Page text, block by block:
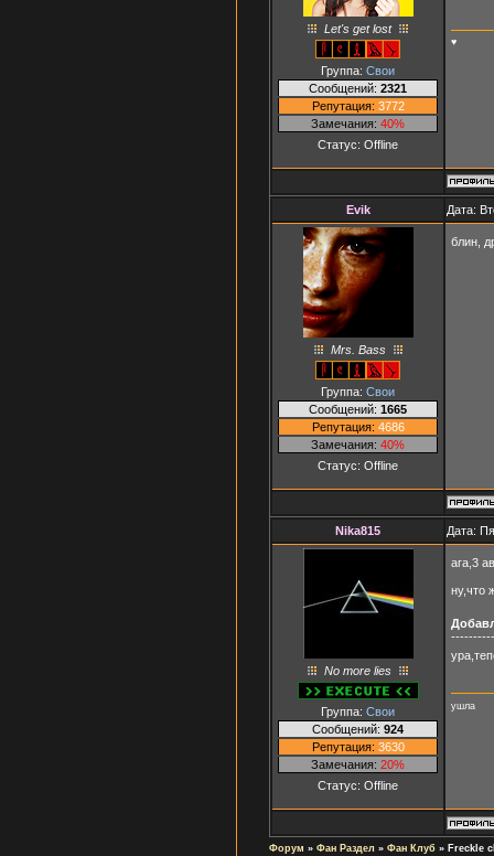
Let's get lost
Группа: Свои
Сообщений: 2321
Репутация: 3772
Замечания: 40%
Статус: Offline
♥
Evik Дата:
Mrs. Bass
Группа: Свои
Сообщений: 1665
Репутация: 4686
Замечания: 40%
Статус: Offline
блин,
Nika815 Дата:
No more lies
Группа: Свои
Сообщений: 924
Репутация: 3630
Замечания: 20%
Статус: Offline
ага,3
ну,что
ушла
Форум » Фан Раздел » Фан Клуб » Freckle